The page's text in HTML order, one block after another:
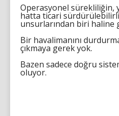
Operasyonel sürekliliğin,
hatta ticari
unsurlarından biri haline
Bir havalimanını
çıkmaya gerek yok.
Bazen sadece doğru
oluyor.